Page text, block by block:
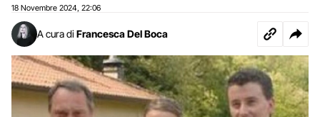
18 Novembre 2024 22:06
A cura di Francesca Del Boca